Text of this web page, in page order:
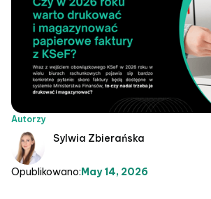
Autorzy
Sylwia Zbierańska
Opublikowano:May 14, 2026